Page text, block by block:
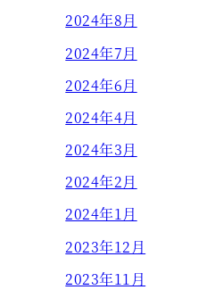
2024年8月
2024年7月
2024年6月
2024年4月
2024年3月
2024年2月
2024年1月
2023年12月
2023年11月